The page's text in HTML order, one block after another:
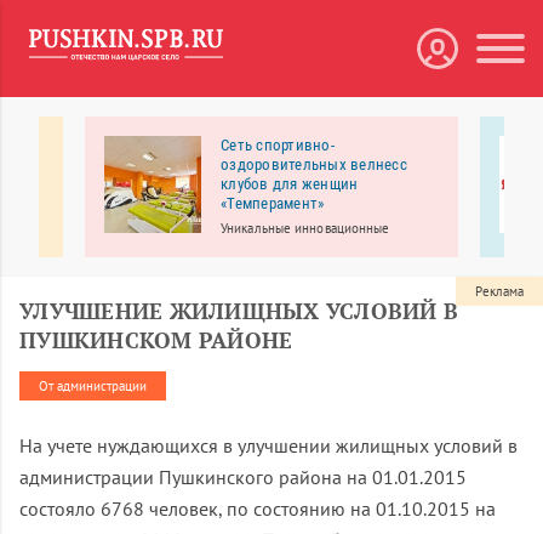
Сеть спортивно-
оздоровительных велнесс
клубов для женщин
«Темперамент»
Уникальные инновационные
пользой и удовольствием!
УЛУЧШЕНИЕ ЖИЛИЩНЫХ УСЛОВИЙ В
ПУШКИНСКОМ РАЙОНЕ
От администрации
На учете нуждающихся в улучшении жилищных условий в
администрации Пушкинского района на 01.01.2015
состояло 6768 человек, по состоянию на 01.10.2015 на
Реклама